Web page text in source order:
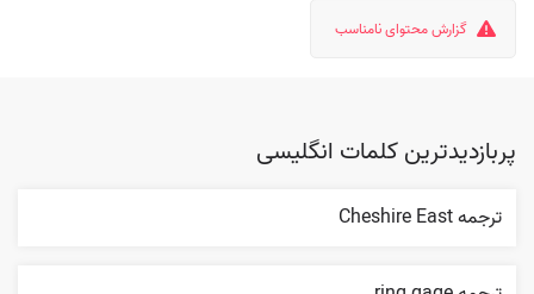
گزارش محتوای نامناسب
پربازدیدترین کلمات انگلیسی
ترجمه Cheshire East